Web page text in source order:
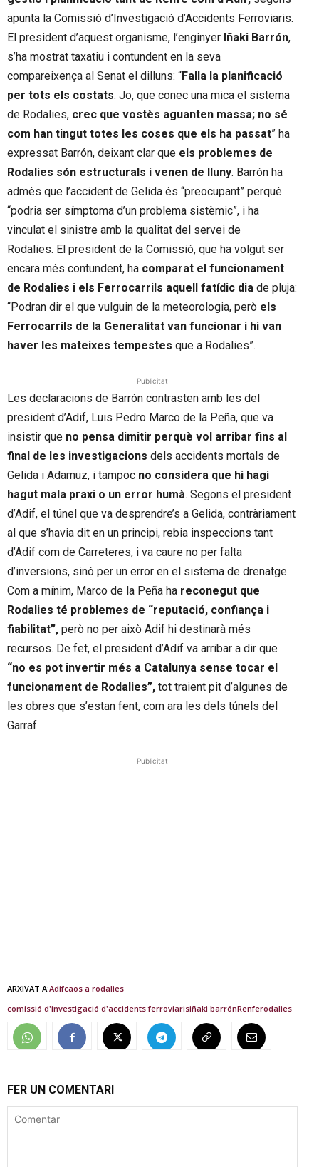
apunta la Comissió d’Investigació d’Accidents Ferroviaris.
El president d’aquest organisme, l’enginyer Iñaki Barrón,
s’ha mostrat taxatiu i contundent en la seva
compareixença al Senat el dilluns: “Falla la planificació
per tots els costats. Jo, que conec una mica el sistema
de Rodalies, crec que vostès aguanten massa; no sé
com han tingut totes les coses que els ha passat” ha
expressat Barrón, deixant clar que els problemes de
Rodalies són estructurals i venen de lluny. Barrón ha
admès que l’accident de Gelida és “preocupant” perquè
“podria ser símptoma d’un problema sistèmic”, i ha
vinculat el sinistre amb la qualitat del servei de
Rodalies. El president de la Comissió, que ha volgut ser
encara més contundent, ha comparat el funcionament
de Rodalies i els Ferrocarrils aquell fatídic dia de pluja:
“Podran dir el que vulguin de la meteorologia, però els
Ferrocarrils de la Generalitat van funcionar i hi van
haver les mateixes tempestes que a Rodalies”.
Publicitat
Les declaracions de Barrón contrasten amb les del
president d’Adif, Luis Pedro Marco de la Peña, que va
insistir que no pensa dimitir perquè vol arribar fins al
final de les investigacions dels accidents mortals de
Gelida i Adamuz, i tampoc no considera que hi hagi
hagut mala praxi o un error humà. Segons el president
d’Adif, el túnel que va desprendre’s a Gelida, contràriament
al que s’havia dit en un principi, rebia inspeccions tant
d’Adif com de Carreteres, i va caure no per falta
d’inversions, sinó per un error en el sistema de drenatge.
Com a mínim, Marco de la Peña ha reconegut que
Rodalies té problemes de “reputació, confiança i
fiabilitat”, però no per això Adif hi destinarà més
recursos. De fet, el president d’Adif va arribar a dir que
“no es pot invertir més a Catalunya sense tocar el
funcionament de Rodalies”, tot traient pit d’algunes de
les obres que s’estan fent, com ara les dels túnels del
Garraf.
Publicitat
ARXIVAT A:Adifcaos a rodalies
comissió d'investigació d'accidents ferroviarisiñaki barrónRenferodalies
FER UN COMENTARI